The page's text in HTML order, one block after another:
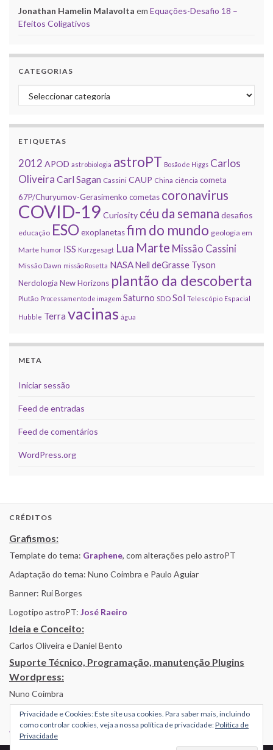
Jonathan Hamelin Malavolta em Equações-Desafio 18 –
Efeitos Coligativos
CATEGORIAS
Categorias
ETIQUETAS
2012 APOD astrobiologia astroPT Bosão de Higgs Carlos
Oliveira Carl Sagan Cassini CAUP China ciência cometa
67P/Churyumov-Gerasimenko cometas coronavirus
COVID-19 Curiosity céu da semana desafios
educação ESOexoplanetasfim do mundo geologia em
Marte humor ISS Kurzgesagt Lua Marte Missão Cassini
Missão Dawn missão Rosetta NASANeil deGrasse Tyson
Nerdologia New Horizons plantão da descoberta
Plutão Processamento de imagem Saturno SDO Sol Telescópio Espacial
Hubble Terra vacinas água
META
Iniciar sessão
Feed de entradas
Feed de comentários
WordPress.org
CRÉDITOS
Grafismos:
Template do tema: Graphene, com alterações pelo astroPT
Adaptação do tema: Nuno Coimbra e Paulo Aguiar
Banner: Rui Borges
Logotipo astroPT: José Raeiro
Ideia e Conceito:
Carlos Oliveira e Daniel Bento
Suporte Técnico, Programação, manutenção Plugins
Wordpress:
Nuno Coimbra
Alojamento por Simbiose
Privacidade e Cookies: Este site usa cookies. Para saber mais, incluindo
como controlar cookies, veja a nossa política de privacidade:Política de
Privacidade